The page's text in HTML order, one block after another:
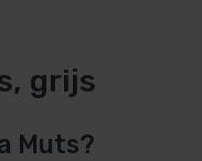
grijs
Muts?